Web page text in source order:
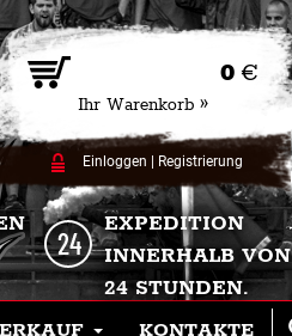
0 €
Ihr Warenkorb »
Einloggen Registrierung
EXPEDITION
INNERHALB VON
24 STUNDEN.
KONTAKTE